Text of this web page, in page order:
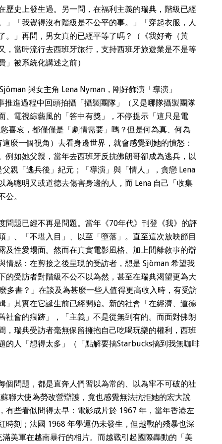
歷史上發生過。另一問，在福利主義的瑞典，階級已經
」「我覺得沒有階級是不公平的事。」「穿起衣服，人
。」再問，男女真的已經平等了嗎？（《我好奇（黃
，當時流行去西班牙旅行，支持西班牙旅遊業是不是等
被系統化講述之前）
與女主角 Lena Nyman，剛好飾演「導演」
推進過程中回頭拍攝「攝製團隊」（又是哪隊攝製團隊
、電視綜藝風的「答中有獎」，不停提示「這只是電
喜哀，都僅僅是「劇情需要」嗎？但是何為真、何為
麼一個視角）去看身邊世界，就會感覺到她的憤怒：
例如她父親，當年去西班牙反抗佛朗哥卻成為逃兵，以
親「逃兵後」紀元；「導演」與「情人」，貪戀 Lena
為聰明又或道德去傷害身邊的人，而 Lena 自己「收集
。
問題已經不再是問題。當年《70年代》刊登《我》的評
」、「不堪入目」、以至「墮落」。直至這次放映節目
及性愛場面。然而在真實電影風格、加上間離敘事的辯
情感：在剪接之後呈現的受訪者，想是 Sjöman 希望我
的受訪者對階級不公不以為然，甚至在瑞典渴望更為大
書？」在談及為甚麼一些人值得更高收入時，有受訪
」其實在它誕生前已經開始。新的社會「在經濟、道德
社會的痕跡」，「主義」不是從無到有的。而面對佛朗
，瑞典受訪者毫無保留擁抱自己吃喝玩樂的權利，西班
的人「想得太多」（「點解要搞Starbucks搞到我無咖啡
個問題，都是直奔人們習以為常的、以為牢不可破的社
聯大使為勞改營辯護，竟也感覺無法抗拒她的宏大說
有些看似問得太早：電影成片於 1967 年，當年香港左
時刻；法國 1968 年學運仍未發生，但越戰的殘暴也深
美軍在越南暴行的相片。而越戰引起國際轟動的「美